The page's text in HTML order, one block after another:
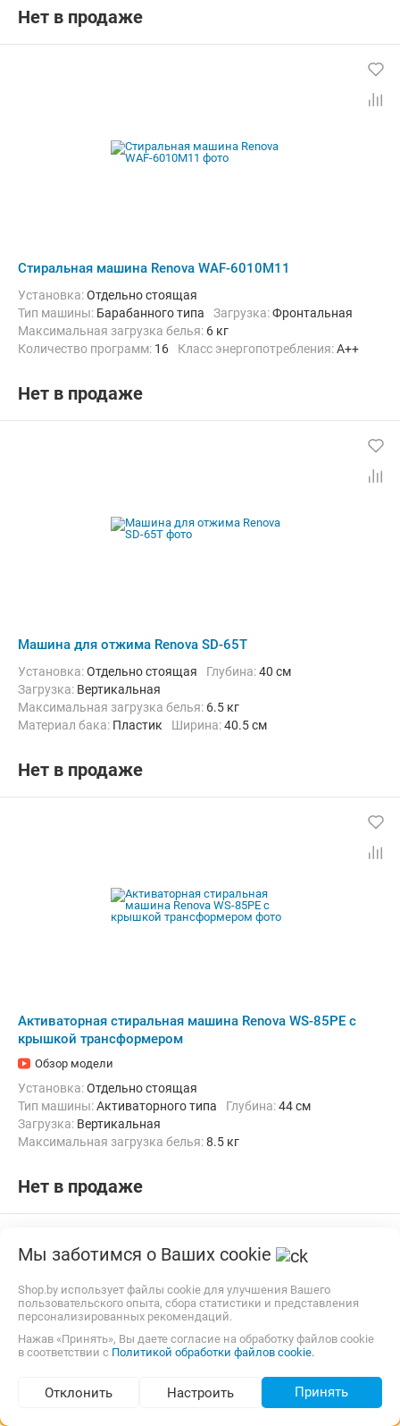
Подбор по параметрам (46)
Дополнительные функции:
Ширина:84.5 см
Нет в продаже
Стиральная машина Renova WAF-6010M11
Установка:Отдельно стоящая
Тип машины: Барабанного типа загрузка:Фронтальная
Максимальная загрузка белья: 6 кг
Количество программ: 16 Класс энергопотребления:А++
Безопасность:
Нет в продаже
Машина для отжима Renova SD-65T
Установка:Отдельно стоящая Глубина:40 см
загрузка: Вертикальная
Максимальная загрузка белья: 6.5 кг
Материал бака: Пластик Ширина:40.5 см
Нет в продаже
Активаторная стиральная машина Renova WS-85PE с
крышкой трансформером
Обзор модели
Установка:Отдельно стоящая
Тип машины:Активаторного типа Глубина:44 см
загрузка: Вертикальная
Максимальная загрузка белья:8.5 кг
Нет в продаже
Мы заботимся о Ваших cookie
Shop.by использует файлы cookie для улучшения Вашего
пользовательского опыта, сбора статистики и представления
персонализированных рекомендаций.
Нажав «Принять», Вы даете согласие на обработку файлов cookie
в соответствии с Политикой обработки файлов cookie.
Отклонить Настроить Принять